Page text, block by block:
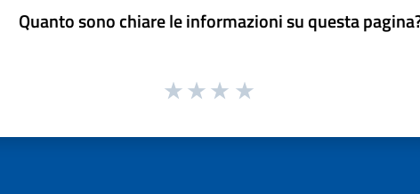
Quanto sono chiare le informazioni su questa